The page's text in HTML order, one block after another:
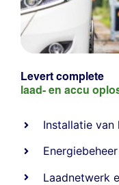
Levert complete
laad- en accu
Installatie van
Energiebeheer
Laadnetwerk